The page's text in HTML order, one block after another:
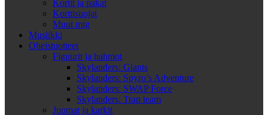
Kortit ja pakat
Korttisuojat
Muut mtg
Musiikki
Oheistuotteet
Figuurit ja hahmot
Skylanders: Giants
Skylanders: Spyro’s Adventure
Skylanders: SWAP Force
Skylanders: Trap team
Juomat ja karkit